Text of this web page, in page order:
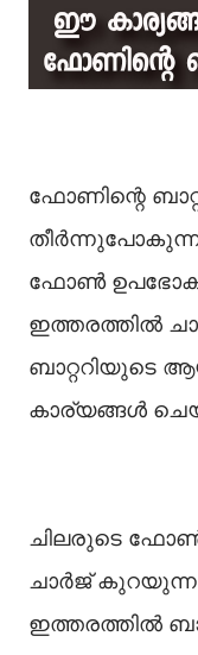
ഫോണിന്റെ
ഫോണ്‍
ഇത്തരത്തില്‍
ബാറ്ററിയുടെ
കാര്യങ്ങള്‍
ചിലരുടെ ഫോൺ
ചാർജ്
ഇത്തരത്തിൽ